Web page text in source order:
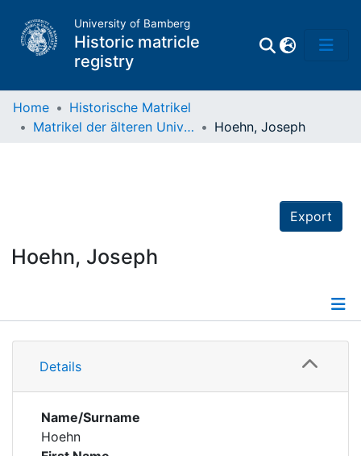
University of Bamberg
Historic matricle
registry
Home
Historische Matrikel
Matrikel der älteren Universität
Hoehn, Joseph
Export
Hoehn, Joseph
Details
Details
Name/Surname
Hoehn